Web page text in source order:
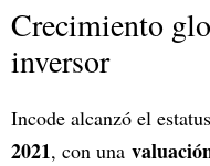
Crecimiento
inversor
Incode alcanzó el
2021, con una